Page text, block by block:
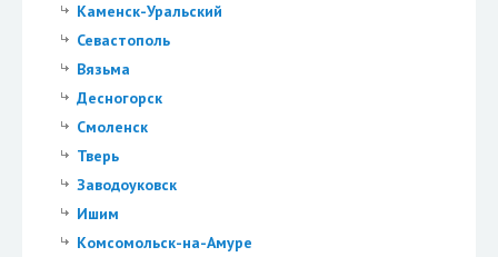
Каменск-Уральский
Севастополь
Вязьма
Десногорск
Смоленск
Тверь
Заводоуковск
Ишим
Комсомольск-на-Амуре